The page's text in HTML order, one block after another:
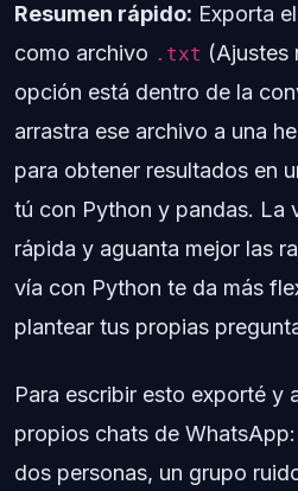
Resumen rápido: Exporta
como archivo .txt (Ajustes
opción está dentro de la
arrastra ese archivo a una
para obtener resultados en
tú con Python y pandas. La
rápida y aguanta mejor las
vía con Python te da más
plantear tus propias
Para escribir esto exporté y
propios chats de
dos personas, un grupo